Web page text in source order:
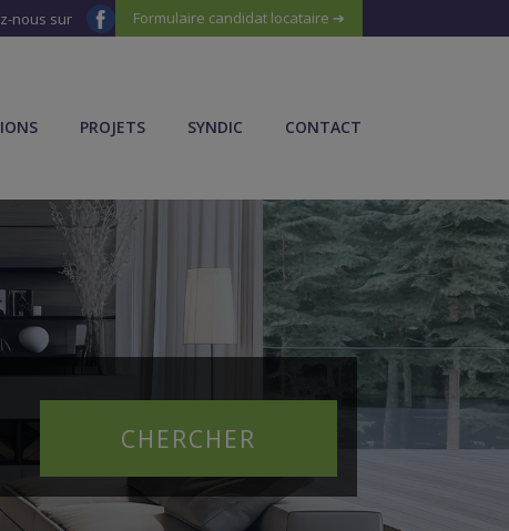
nous sur Formulaire candidat locataire ➔
PROJETS SYNDIC CONTACT